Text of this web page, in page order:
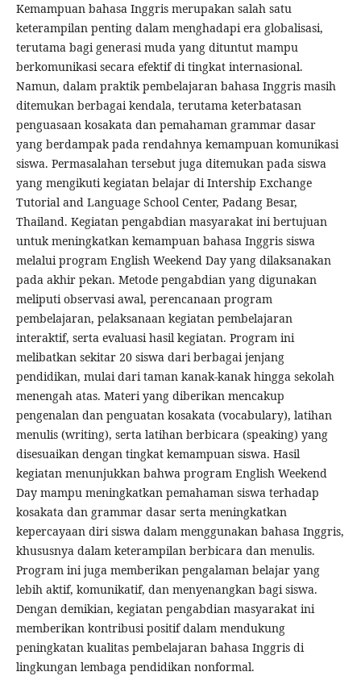
Kemampuan bahasa Inggris merupakan salah satu
keterampilan penting dalam menghadapi era globalisasi,
terutama bagi generasi muda yang dituntut mampu
berkomunikasi secara efektif di tingkat internasional.
Namun, dalam praktik pembelajaran bahasa Inggris masih
ditemukan berbagai kendala, terutama keterbatasan
penguasaan kosakata dan pemahaman grammar dasar
yang berdampak pada rendahnya kemampuan komunikasi
siswa. Permasalahan tersebut juga ditemukan pada siswa
yang mengikuti kegiatan belajar di Intership Exchange
Tutorial and Language School Center, Padang Besar,
Thailand. Kegiatan pengabdian masyarakat ini bertujuan
untuk meningkatkan kemampuan bahasa Inggris siswa
melalui program English Weekend Day yang dilaksanakan
pada akhir pekan. Metode pengabdian yang digunakan
meliputi observasi awal, perencanaan program
pembelajaran, pelaksanaan kegiatan pembelajaran
interaktif, serta evaluasi hasil kegiatan. Program ini
melibatkan sekitar 20 siswa dari berbagai jenjang
pendidikan, mulai dari taman kanak-kanak hingga sekolah
menengah atas. Materi yang diberikan mencakup
pengenalan dan penguatan kosakata (vocabulary), latihan
menulis (writing), serta latihan berbicara (speaking) yang
disesuaikan dengan tingkat kemampuan siswa. Hasil
kegiatan menunjukkan bahwa program English Weekend
Day mampu meningkatkan pemahaman siswa terhadap
kosakata dan grammar dasar serta meningkatkan
kepercayaan diri siswa dalam menggunakan bahasa Inggris,
khususnya dalam keterampilan berbicara dan menulis.
Program ini juga memberikan pengalaman belajar yang
lebih aktif, komunikatif, dan menyenangkan bagi siswa.
Dengan demikian, kegiatan pengabdian masyarakat ini
memberikan kontribusi positif dalam mendukung
peningkatan kualitas pembelajaran bahasa Inggris di
lingkungan lembaga pendidikan nonformal.